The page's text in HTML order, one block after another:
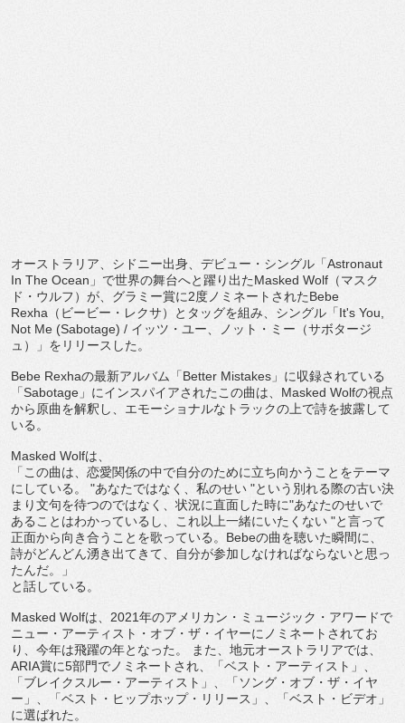
オーストラリア、シドニー出身、デビュー・シングル「Astronaut
In The Ocean 」で世界の舞台へと躍り出たMasked Wolf （マスク
ド・ウルフ）が、グラミー賞に2度ノミネートされたBebe
Rexha （ビービー・レクサ）とタッグを組み、シングル「It's You,
Not Me (Sabotage) / イッツ・ユー、ノット・ミー（サボタージ
ュ）」 をリリースした。
Bebe Rexhaの最新アルバム「Better Mistakes 」に収録されている
「Sabotage 」 にインスパイアされたこの曲は、 Masked Wolfの視点
から原曲を解釈し、 エモーショナルなトラックの上で詩を披露して
いる。
Masked Wolfは、
「この曲は、 恋愛関係の中で自分のために立ち向かうことをテーマ
にしている。
"あなたではなく、私のせい "という別れる際の古い決
まり文句を待つのではなく、状況に直面した時に"あなたのせいで
あるこ とはわかっているし、これ以上一緒にいたくない "と言って
正面から向き合うことを歌っている。 Bebeの曲を聴いた瞬間に、
詩がどんどん湧き出てきて、
自分が参加しなければならないと思っ
たんだ。」
と話している。
Masked Wolfは、 2021年のアメリカン・ミュージック・ アワードで
ニュー・アーティスト・オブ・ザ・ イヤーにノミネートされてお
り、今年は飛躍の年となった。 また、地元オーストラリアでは、
ARIA賞に5部門でノミネート され、「ベスト・アーティスト」、
「ブレイクスルー・ アーティスト」、「ソング・オブ・ザ・イヤ
ー」、「ベスト・ ヒップホップ・リリース」、「ベスト・ビデオ」
に選ばれた。